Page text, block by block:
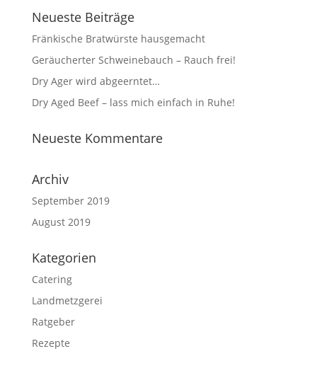
Neueste Beiträge
Fränkische Bratwürste hausgemacht
Geräucherter Schweinebauch – Rauch frei!
Dry Ager wird abgeerntet…
Dry Aged Beef – lass mich einfach in Ruhe!
Neueste Kommentare
Archiv
September 2019
August 2019
Kategorien
Catering
Landmetzgerei
Ratgeber
Rezepte